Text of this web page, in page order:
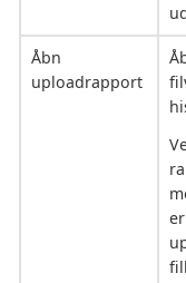
Åbn
uploadrapport